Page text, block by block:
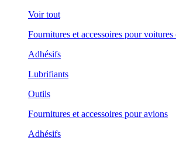
Voir tout
Fournitures et accessoires pour voitures
Adhésifs
Lubrifiants
Outils
Fournitures et accessoires pour avions
Adhésifs